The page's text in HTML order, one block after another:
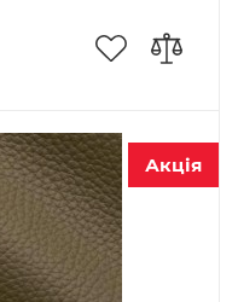
Акція